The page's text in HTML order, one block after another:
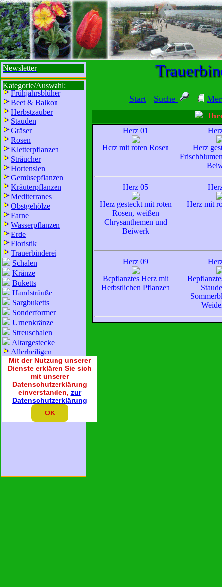
sbisbbib
Start Suche
Newsletter
Kategorie/Auswahl:
Frühjahrsblüher
Beet & Balkon
Herbstzauber
Stauden
Gräser
Rosen
Kletterpflanzen
Sträucher
Hortensien
Gemüsepflanzen
Kräuterpflanzen
Mediterranes
Obstgehölze
Farne
Wasserpflanzen
Erde
Floristik
Trauerbinderei
Schalen
Kränze
Buketts
Handsträuße
Sargbuketts
Sonderformen
Urnenkränze
Streuschalen
Altargestecke
Allerheiligen
Mo - Fr: 8 - 18 Uhr
Sa:
und freuen uns auf
Ihren Besuch.
Name/Details
Herz 01
Herz mit roten Rosen
Herz
Herz 05
Herz gesteckt mit roten
Rosen, weißen
Chrysanthemen und
Beiwerk
Herz mit
Herz 09
Bepflanztes Herz mit
Herbstlichen Pflanzen
Mit der Nutzung unserer
Dienste erklären Sie sich
mit unserer
Datenschutzerklärung
einverstanden, zur
Datenschutzerklärung
OK